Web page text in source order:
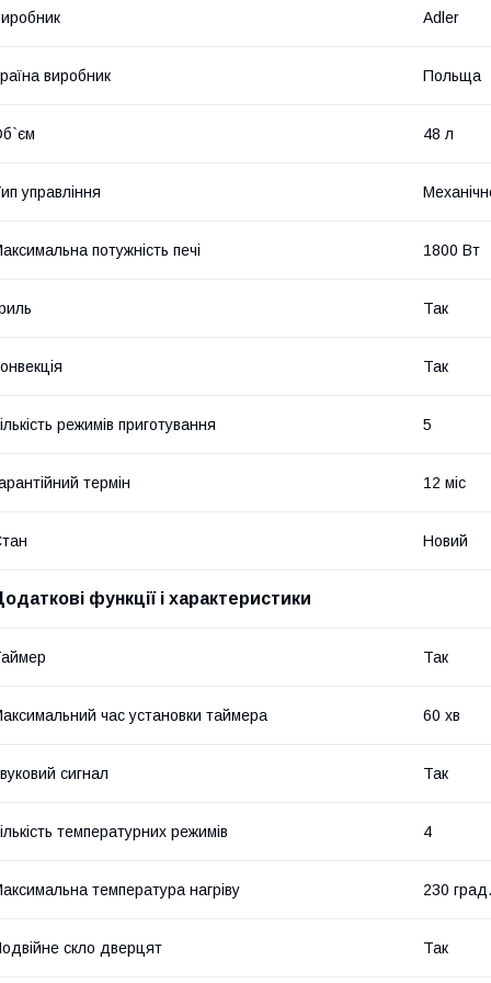
Adler
виробник Польща
48 л
управління
потужність печі 1800 Вт
Так
Так
режимів приготування 5
термін 12 міс
Новий
функції і характеристики
Так
час установки таймера 60 хв
сигнал Так
температурних режимів 4
температура нагріву 230 град.
скло дверцят Так